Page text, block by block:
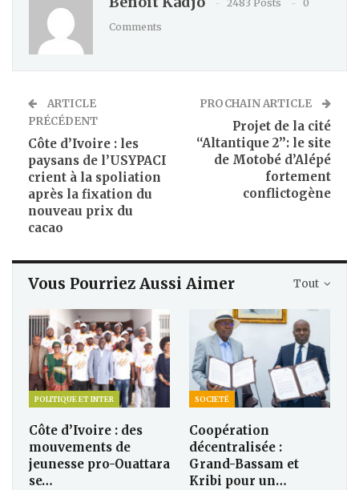
2483 Posts
0
Comments
ARTICLE
PRÉCÉDENT
Côte d’Ivoire : les
paysans de l’USYPACI
crient à la spoliation
après la fixation du
nouveau prix du
cacao
PROCHAIN ARTICLE
Projet de la cité
‘‘Altantique 2’’: le site
de Motobé d’Alépé
fortement
conflictogène
Tout
Vous Pourriez Aussi Aimer
POLITIQUE ET INTER
Côte d’Ivoire : des
mouvements de
jeunesse pro-Ouattara
se…
SOCIETÉ
Coopération
décentralisée :
Grand-Bassam et
Kribi pour un…